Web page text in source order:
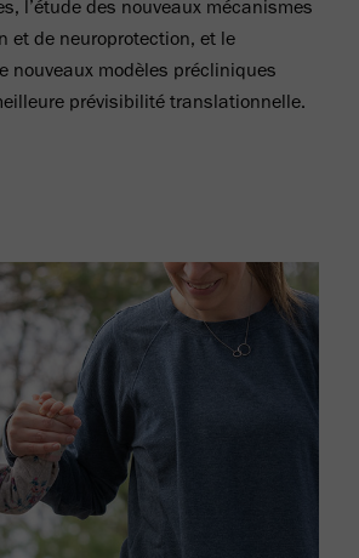
l’étude des nouveaux mécanismes
et de neuroprotection, et le
nouveaux modèles précliniques
prévisibilité translationnelle.